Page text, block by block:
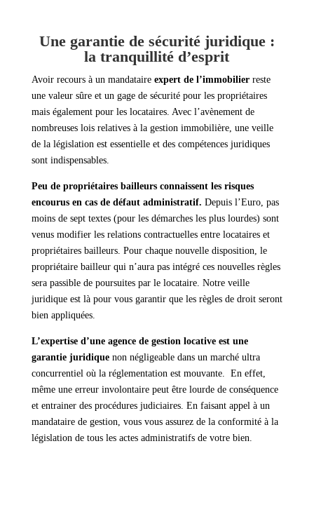
Une garantie de sécurité juridique :
la tranquillité d’esprit
Avoir recours à un mandataireexpert de l’immobilierreste
une valeur sûre et un gage de sécurité pour les propriétaires
mais également pour les locataires. Avec l’avènement de
nombreuses lois relatives à la gestion immobilière, une veille
de la législation est essentielle et des compétences juridiques
sont indispensables.
Peu de propriétaires bailleurs connaissent les risques
encourus en cas de défaut administratif. Depuis l’Euro, pas
moins de sept textes (pour les démarches les plus lourdes) sont
venus modifier les relations contractuelles entre locataires et
propriétaires bailleurs. Pour chaque nouvelle disposition, le
propriétaire bailleur qui n’aura pas intégré ces nouvelles règles
sera passible de poursuites par le locataire. Notre veille
juridique est là pour vous garantir que les règles de droit seront
bien appliquées.
L’expertise d’une agence de gestion locative est une
garantie juridiquenon négligeable dans un marché ultra
concurrentiel où la réglementation est mouvante. En effet,
même une erreur involontaire peut être lourde de conséquence
et entrainer des procédures judiciaires. En faisant appel à un
mandataire de gestion, vous vous assurez de la conformité à la
législation de tous les actes administratifs de votre bien.